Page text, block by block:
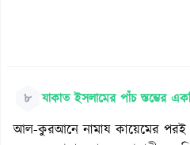
৮ যাকাত ইসলামের পাঁচ স্তম্ভের
আল-কুরআনে নামায কায়েমের পরই